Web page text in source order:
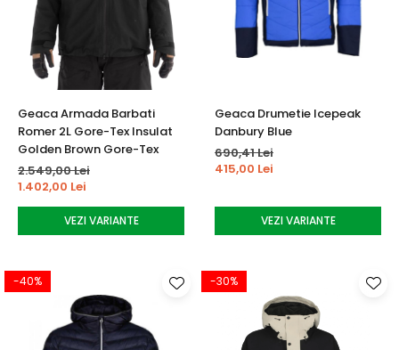
Geaca Armada Barbati
Romer 2L Gore-Tex Insulat
Golden Brown Gore-Tex
2.549,00 Lei
1.402,00 Lei
VEZI VARIANTE
Geaca Drumetie Icepeak
Danbury Blue
690,41 Lei
415,00 Lei
VEZI VARIANTE
-40% -30%